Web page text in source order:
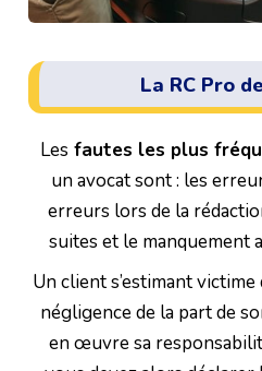
La RC Pro
Les fautes les plus
un avocat sont : les
erreurs lors de la
suites et le manquement
Un client s’estimant victime
négligence de la part de
en œuvre sa